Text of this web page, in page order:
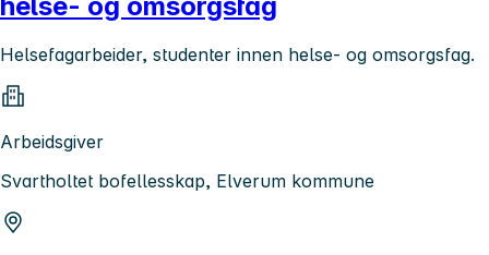
Helsefagarbeider, studenter innen helse- og omsorgsfag.
Arbeidsgiver
Svartholtet bofellesskap, Elverum kommune